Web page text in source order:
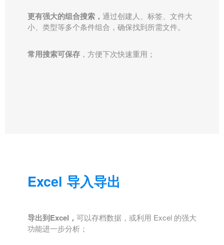
更有强大的组合搜索， 通过创建人、标签、文件大
小、类型等多个条件组合，确保找到所需文件。
常用搜索可保存 ，方便下次快速重用；
Excel 导入导出
导出到Excel， 可以存档数据，或利用 Excel 的强大
功能进一步分析；